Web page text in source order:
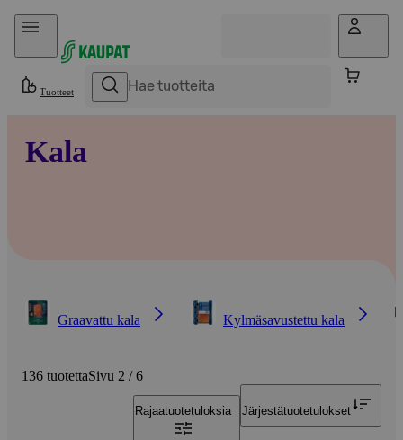
Hyppää sisältöön
Tuotteet
Kala
Graavattu kala Kylmäsavustettu kala
136 tuotettaSivu 2 / 6
Rajaatuotetuloksia Järjestätuotetulokset